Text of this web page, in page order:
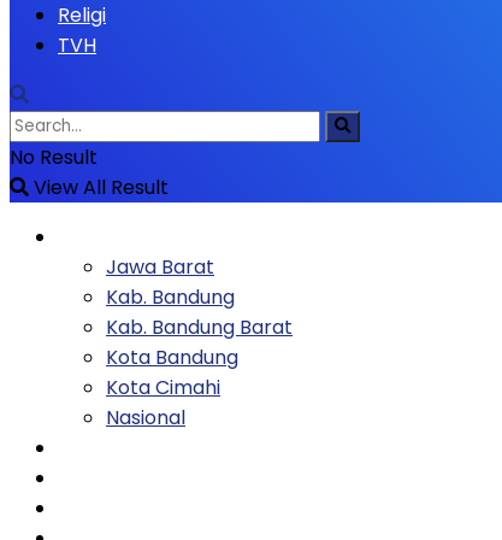
Religi
TVH
No Result
View All Result
Jawa Barat
Kab. Bandung
Kab. Bandung Barat
Kota Bandung
Kota Cimahi
Nasional